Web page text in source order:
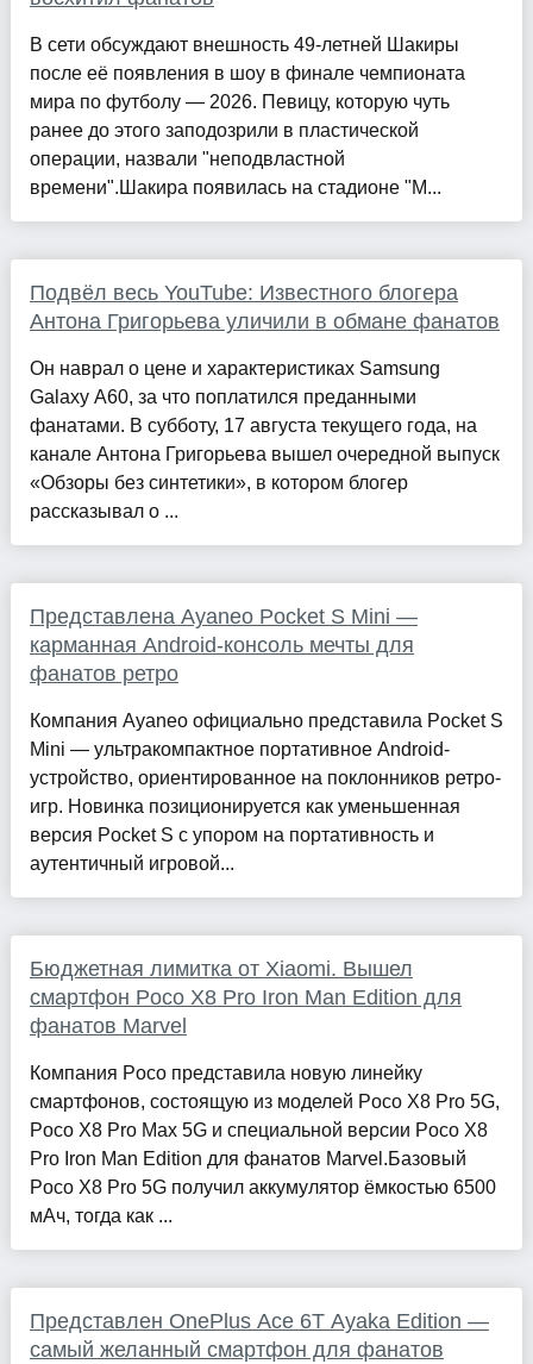
В сети обсуждают внешность 49-летней Шакиры
после её появления в шоу в финале чемпионата
мира по футболу — 2026. Певицу, которую чуть
ранее до этого заподозрили в пластической
операции, назвали "неподвластной
времени".Шакира появилась на стадионе "М...
Подвёл весь YouTube: Известного блогера
Антона Григорьева уличили в обмане фанатов
Он наврал о цене и характеристиках Samsung
Galaxy A60, за что поплатился преданными
фанатами. В субботу, 17 августа текущего года, на
канале Антона Григорьева вышел очередной выпуск
«Обзоры без синтетики», в котором блогер
рассказывал о ...
Представлена Ayaneo Pocket S Mini —
карманная Android-консоль мечты для
фанатов ретро
Компания Ayaneo официально представила Pocket S
Mini — ультракомпактное портативное Android-
устройство, ориентированное на поклонников ретро-
игр. Новинка позиционируется как уменьшенная
версия Pocket S с упором на портативность и
аутентичный игровой...
Бюджетная лимитка от Xiaomi. Вышел
смартфон Poco X8 Pro Iron Man Edition для
фанатов Marvel
Компания Poco представила новую линейку
смартфонов, состоящую из моделей Poco X8 Pro 5G,
Poco X8 Pro Max 5G и специальной версии Poco X8
Pro Iron Man Edition для фанатов Marvel.Базовый
Poco X8 Pro 5G получил аккумулятор ёмкостью 6500
мАч, тогда как ...
Представлен OnePlus Ace 6T Ayaka Edition —
самый желанный смартфон для фанатов